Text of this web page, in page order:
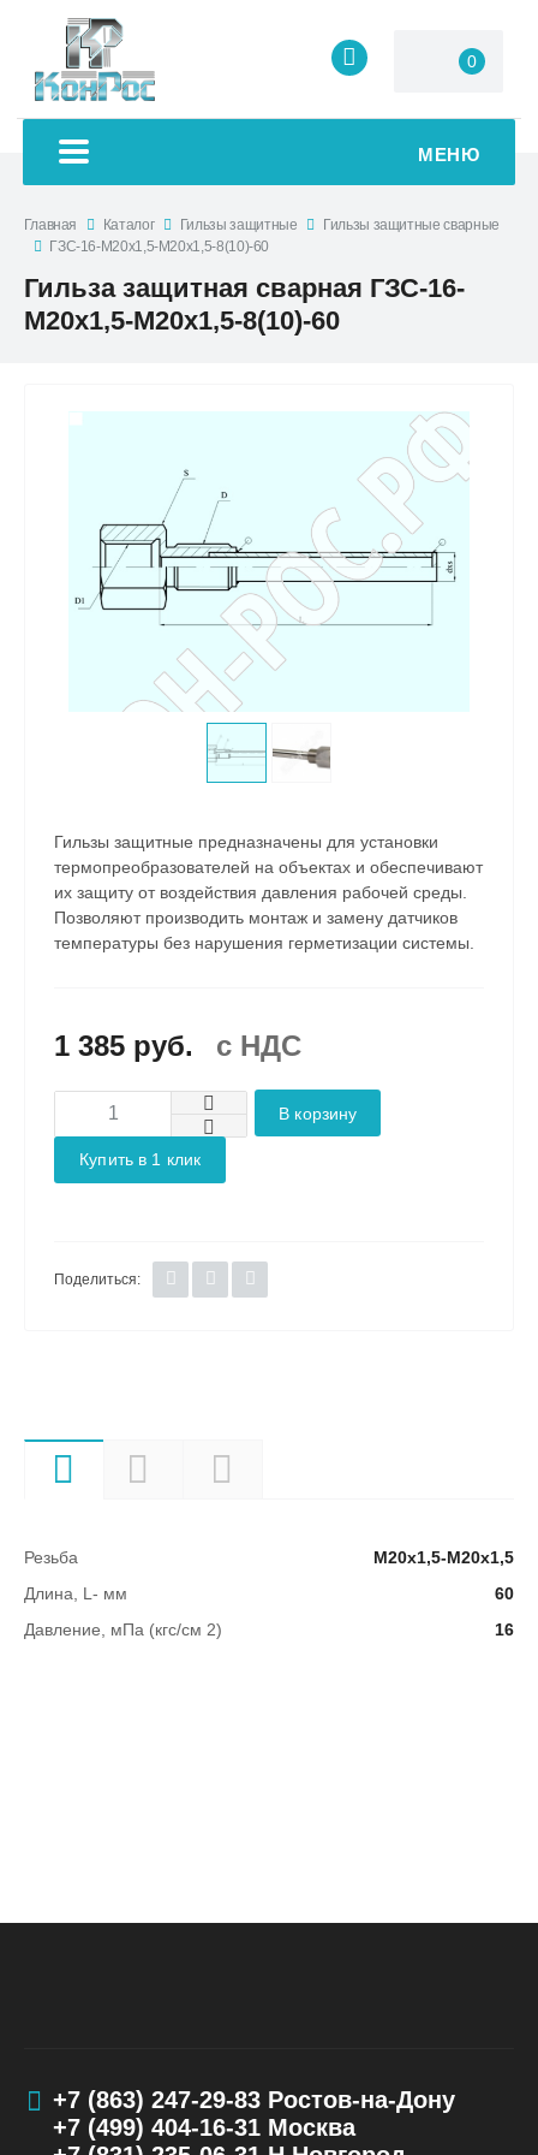
0
МЕНЮ
Главная Каталог Гильзы защитные
Гильзы защитные сварные
ГЗС-16-М20х1,5-М20х1,5-8(10)-60
Гильза защитная сварная ГЗС-16-
М20х1,5-М20х1,5-8(10)-60
Гильзы защитные предназначены для установки
термопреобразователей на объектах и обеспечивают
их защиту от воздействия давления рабочей среды.
Позволяют производить монтаж и замену датчиков
температуры без нарушения герметизации системы.
1 385 руб. c НДС
В корзину
Купить в 1 клик
Поделиться:
Резьба
М20х1,5-М20х1,5
Длина, L- мм
60
Давление, мПа (кгс/см 2)
16
+7 (863) 247-29-83Ростов-на-Дону
+7 (499) 404-16-31Москва